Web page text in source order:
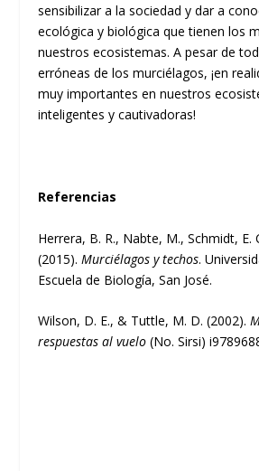
sensibilizar a la sociedad y dar a
ecológica y biológica que tienen los
nuestros ecosistemas. A pesar de
erróneas de los murciélagos, ¡en
muy importantes en nuestros
inteligentes y cautivadoras!
Referencias
Herrera, B. R., Nabte, M., Schmidt, E.
(2015).Murciélagos y techos.
Escuela de Biología, San José.
Wilson, D. E., & Tuttle, M. D. (2002).
respuestas al vuelo (No. Sirsi)